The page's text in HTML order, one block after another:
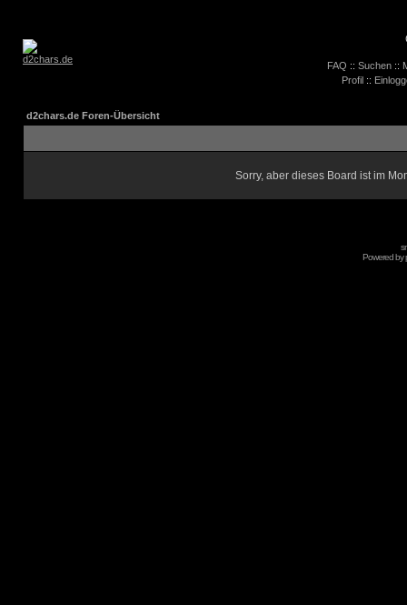
FAQ :: Suchen ::
Profil::
d2chars.de Foren-Übersicht
Sorry, aber dieses Board ist im
Powered by